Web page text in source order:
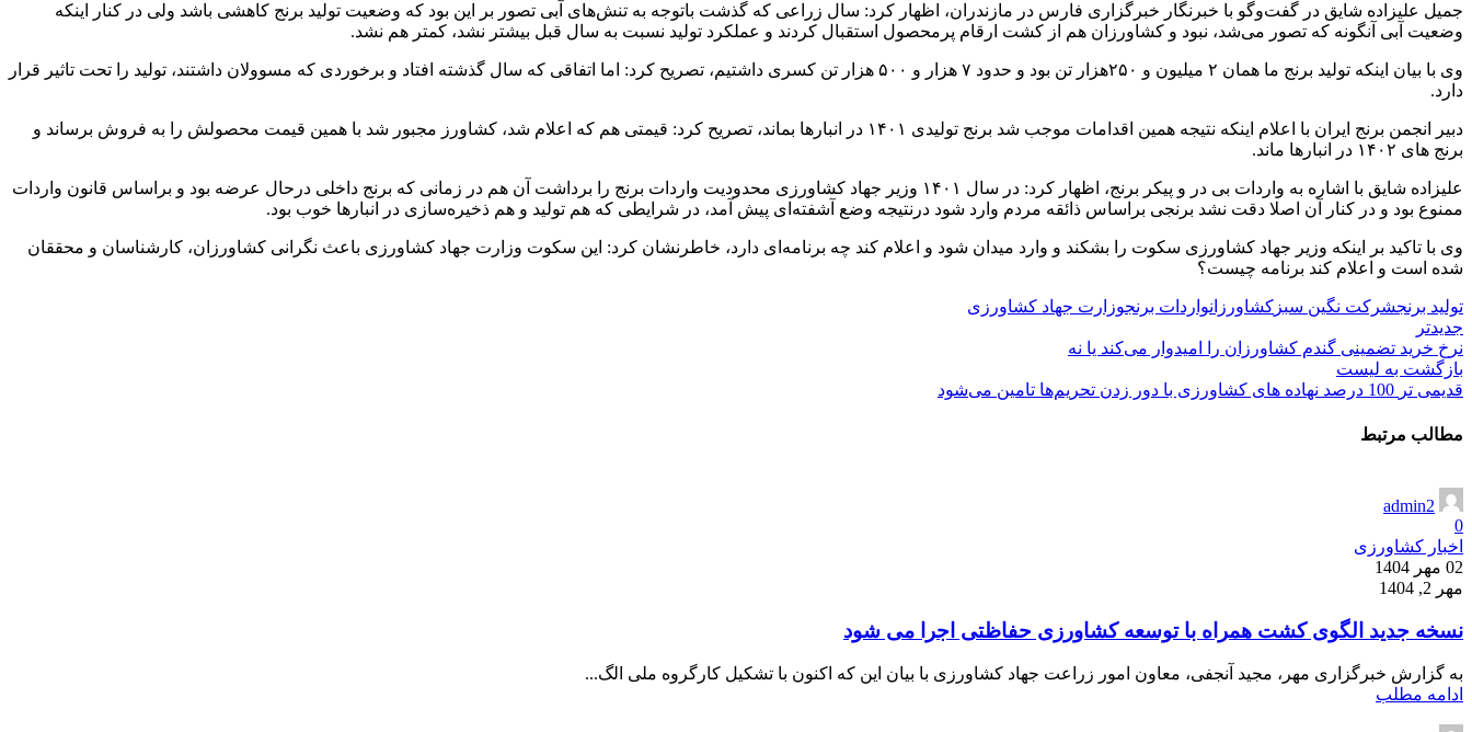
جمیل علیزاده شایق در گفت‌وگو با خبرنگار خبرگزاری فارس در مازندران، اظهار کرد: سال زراعی که گذشت باتوجه به تنش‌های آبی تصور بر این بود که وضعیت تولید برنج کاهشی باشد ولی در کنار اینکه
وضعیت آبی آنگونه که تصور می‌شد، نبود و کشاورزان هم از کشت ارقام پرمحصول استقبال کردند و عملکرد تولید نسبت به سال قبل بیشتر نشد، کمتر هم نشد.
وی با بیان اینکه تولید برنج ما همان ۲ میلیون و ۲۵۰هزار تن بود و حدود ۷ هزار و ۵۰۰ هزار تن کسری داشتیم، تصریح کرد: اما اتفاقی که سال گذشته افتاد و برخوردی که مسوولان داشتند، تولید را تحت تاثیر قرار
دارد.
دبیر انجمن برنج ایران با اعلام اینکه نتیجه همین اقدامات موجب شد برنج تولیدی ۱۴۰۱ در انبارها بماند، تصریح کرد: قیمتی هم که اعلام شد، کشاورز مجبور شد با همین قیمت محصولش را به فروش برساند و
برنج های ۱۴۰۲ در انبارها ماند.
علیزاده شایق با اشاره به واردات بی در و پیکر برنج، اظهار کرد: در سال ۱۴۰۱ وزیر جهاد کشاورزی محدودیت واردات برنج را برداشت آن هم در زمانی که برنج داخلی درحال عرضه بود و براساس قانون واردات
ممنوع بود و در کنار آن اصلا دقت نشد برنجی براساس ذائقه مردم وارد شود درنتیجه وضع آشفته‌ای پیش آمد، در شرایطی که هم تولید و هم ذخیره‌سازی در انبارها خوب بود.
وی با تاکید بر اینکه وزیر جهاد کشاورزی سکوت را بشکند و وارد میدان شود و اعلام کند چه برنامه‌ای دارد، خاطرنشان کرد: این سکوت وزارت جهاد کشاورزی باعث نگرانی کشاورزان، کارشناسان و محققان
شده است و اعلام کند برنامه چیست؟
تولید برنجشرکت نگین سبز کشاورزانواردات برنجوزارت جهاد کشاورزی
جدیدتر
نرخ خرید تضمینی گندم کشاورزان را امیدوار می‌کند یا نه
بازگشت به لیست
قدیمی تر 100 درصد نهاده های کشاورزی با دور زدن تحریم‌ها تامین می‌شود
مطالب مرتبط
admin2
0
اخبار کشاورزی
02 مهر 1404
مهر 2, 1404
نسخه جدید الگوی کشت همراه با توسعه کشاورزی حفاظتی اجرا می شود
به گزارش خبرگزاری مهر، مجید آنجفی، معاون امور زراعت جهاد کشاورزی با بیان این که اکنون با تشکیل کارگروه ملی الگ...
ادامه مطلب